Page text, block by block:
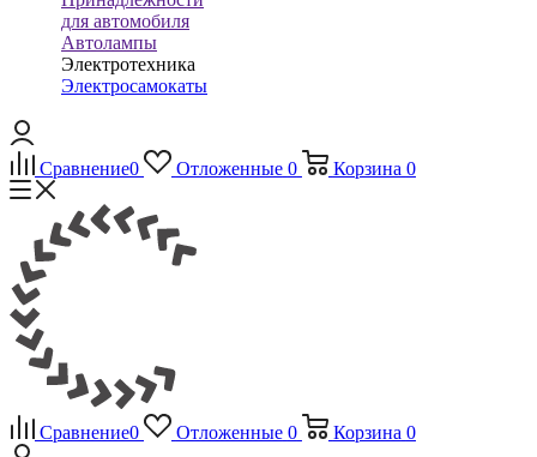
для автомобиля
Автолампы
Электротехника
Электросамокаты
Сравнение0 Отложенные 0 Корзина 0
Сравнение0 Отложенные 0 Корзина 0